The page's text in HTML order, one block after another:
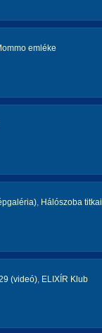
emléke
, Hálószoba titkai
(videó), ELIXÍR Klub